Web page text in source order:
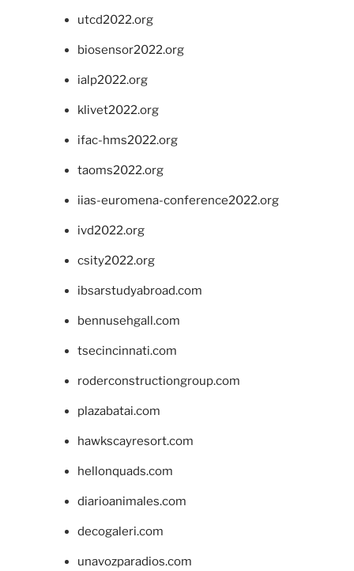
utcd2022.org
biosensor2022.org
ialp2022.org
klivet2022.org
ifac-hms2022.org
taoms2022.org
iias-euromena-conference2022.org
ivd2022.org
csity2022.org
ibsarstudyabroad.com
bennusehgall.com
tsecincinnati.com
roderconstructiongroup.com
plazabatai.com
hawkscayresort.com
hellonquads.com
diarioanimales.com
decogaleri.com
unavozparadios.com